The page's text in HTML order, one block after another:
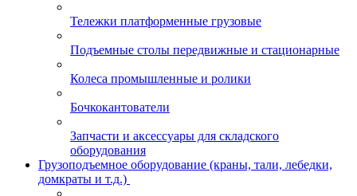
Тележки платформенные грузовые
Подъемные столы передвижные и стационарные
Колеса промышленные и ролики
Бочкокантователи
Запчасти и аксессуары для складского
оборудования
Грузоподъемное оборудование (краны, тали, лебедки,
домкраты и т.д.)